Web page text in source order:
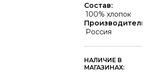
Состав:
100% хлопок
Производитель:
Россия
НАЛИЧИЕ В
МАГАЗИНАХ: